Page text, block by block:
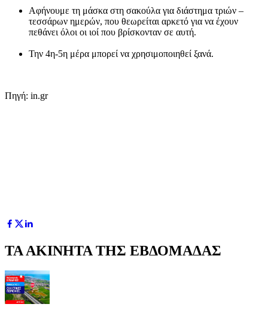
Αφήνουμε τη μάσκα στη σακούλα για διάστημα τριών –
τεσσάρων ημερών, που θεωρείται αρκετό για να έχουν
πεθάνει όλοι οι ιοί που βρίσκονταν σε αυτή.
Την 4η-5η μέρα μπορεί να χρησιμοποιηθεί ξανά.
Πηγή: in.gr
ΤΑ ΑΚΙΝΗΤΑ ΤΗΣ ΕΒΔΟΜΑΔΑΣ